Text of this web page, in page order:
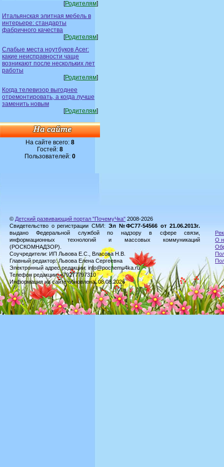
[Родителям]
Итальянская элитная мебель в
интерьере: стандарты
фабричного качества
[Родителям]
Слабые места ноутбуков Acer:
какие неисправности чаще
возникают после нескольких лет
работы
[Родителям]
Когда телевизор выгоднее
отремонтировать, а когда лучше
заменить новым
[Родителям]
На сайте всего: 8
Гостей: 8
Пользователей: 0
© Детский развивающий портал "ПочемуЧка" 2008-2026
Свидетельство о регистрации СМИ: Эл №ФС77-54566 от 21.06.2013г.
выдано Федеральной службой по надзору в сфере связи,
информационных технологий и массовых коммуникаций
(РОСКОМНАДЗОР).
Соучредители: ИП Львова Е.С., Власова Н.В.
Главный редактор: Львова Елена Сергеевна
Электронный адрес редакции: info@pochemu4ka.ru
Телефон редакции: +79277797310
Информация на сайте обновлена: 08.08.2026
О